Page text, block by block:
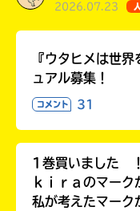
2026.07.23
『ウタヒメは世
ュアル募集！
コメント 31
1巻買いました ！
ｋｉｒａのマーク
私が考えたマーク